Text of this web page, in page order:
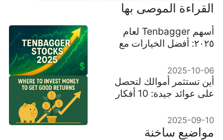
القراءة الموصى بها
أسهم Tenbagger لعام
٢٠٢٥: أفضل الخيارات مع
2025-10-06
أين تستثمر أموالك لتحصل
على عوائد جيدة: 10 أفكار
2025-09-10
مواضيع ساخنة